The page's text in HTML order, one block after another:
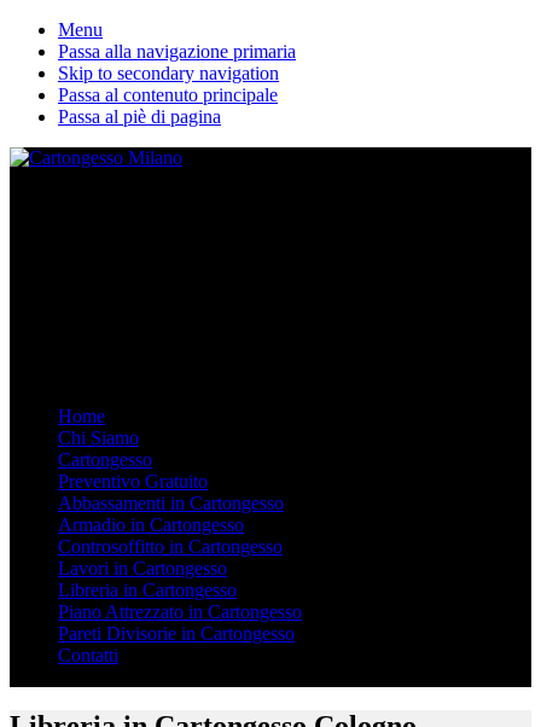
Menu
Passa alla navigazione primaria
Skip to secondary navigation
Passa al contenuto principale
Passa al piè di pagina
Home
Chi Siamo
Cartongesso
Preventivo Gratuito
Abbassamenti in Cartongesso
Armadio in Cartongesso
Controsoffitto in Cartongesso
Lavori in Cartongesso
Libreria in Cartongesso
Piano Attrezzato in Cartongesso
Pareti Divisorie in Cartongesso
Contatti